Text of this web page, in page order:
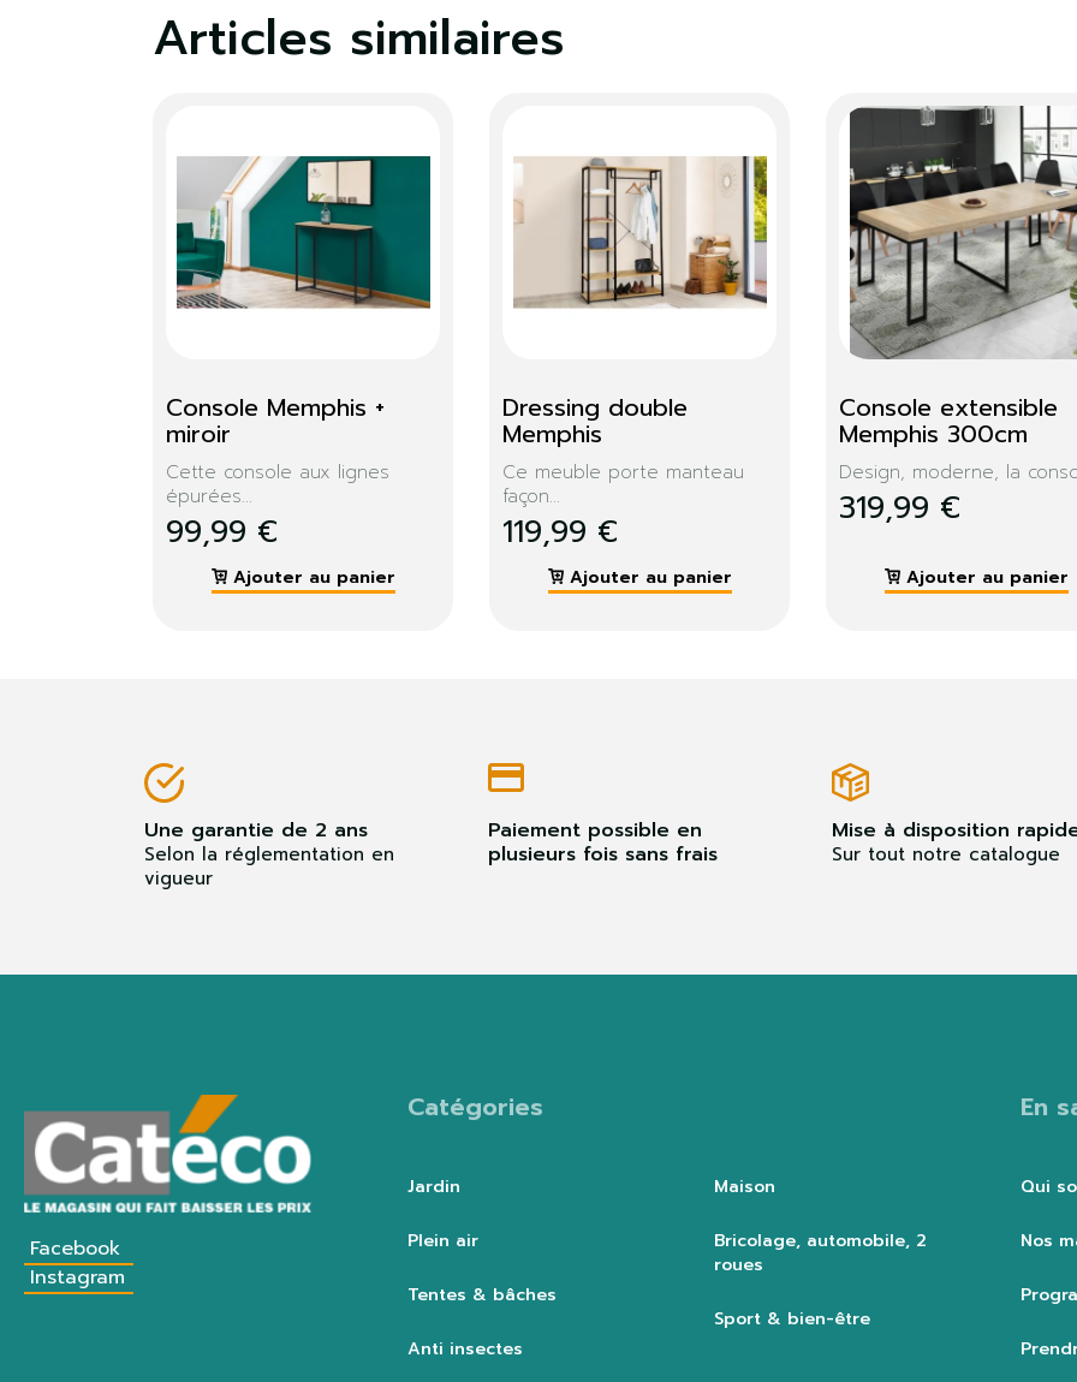
Articles similaires
Console Memphis +
miroir
Cette console aux lignes
épurées...
99,99 €
Ajouter au panier
Dressing double
Memphis
Ce meuble porte manteau
façon...
119,99 €
Ajouter au panier
Console extensible
Memphis 300cm
Design, moderne, la
319,99 €
Ajouter au panier
Une garantie de 2 ans
Selon la réglementation en
vigueur
Paiement possible en
plusieurs fois sans frais
Mise à disposition
Sur tout notre catalogue
Facebook
Instagram
Catégories
Jardin
Plein air
Tentes & bâches
Anti insectes
Maison
Bricolage, automobile, 2
roues
Sport & bien-être
En
Qui
Nos